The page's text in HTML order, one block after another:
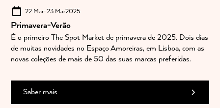
22 Mar-23 Mar2025
Primavera-Verão
É o primeiro The Spot Market de primavera de 2025. Dois dias
de muitas novidades no Espaço Amoreiras, em Lisboa, com as
novas coleções de mais de 50 das suas marcas preferidas.
Saber mais